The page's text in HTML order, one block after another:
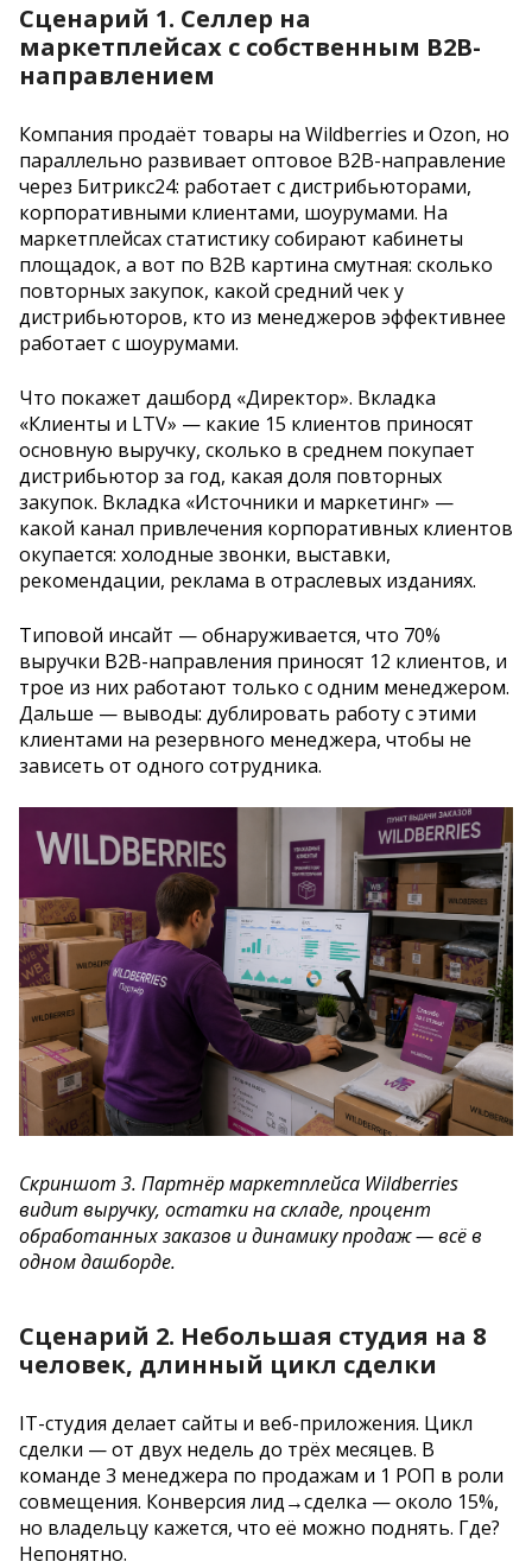
Сценарий 1. Селлер на
маркетплейсах с собственным B2B-
направлением
Компания продаёт товары на Wildberries и Ozon, но
параллельно развивает оптовое B2B-направление
через Битрикс24: работает с дистрибьюторами,
корпоративными клиентами, шоурумами. На
маркетплейсах статистику собирают кабинеты
площадок, а вот по B2B картина смутная: сколько
повторных закупок, какой средний чек у
дистрибьюторов, кто из менеджеров эффективнее
работает с шоурумами.
Что покажет дашборд «Директор». Вкладка
«Клиенты и LTV» — какие 15 клиентов приносят
основную выручку, сколько в среднем покупает
дистрибьютор за год, какая доля повторных
закупок. Вкладка «Источники и маркетинг» —
какой канал привлечения корпоративных клиентов
окупается: холодные звонки, выставки,
рекомендации, реклама в отраслевых изданиях.
Типовой инсайт — обнаруживается, что 70%
выручки B2B-направления приносят 12 клиентов, и
трое из них работают только с одним менеджером.
Дальше — выводы: дублировать работу с этими
клиентами на резервного менеджера, чтобы не
зависеть от одного сотрудника.
Скриншот 3. Партнёр маркетплейса Wildberries
видит выручку, остатки на складе, процент
обработанных заказов и динамику продаж — всё в
одном дашборде.
Сценарий 2. Небольшая студия на 8
человек, длинный цикл сделки
IT-студия делает сайты и веб-приложения. Цикл
сделки — от двух недель до трёх месяцев. В
команде 3 менеджера по продажам и 1 РОП в роли
совмещения. Конверсия лид→сделка — около 15%,
но владельцу кажется, что её можно поднять. Где?
Непонятно.